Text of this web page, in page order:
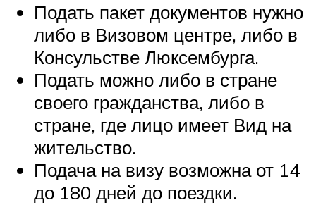
Подать пакет документов нужно
либо в Визовом центре, либо в
Консульстве Люксембурга.
Подать можно либо в стране
своего гражданства, либо в
стране, где лицо имеет Вид на
жительство.
Подача на визу возможна от 14
до 180 дней до поездки.